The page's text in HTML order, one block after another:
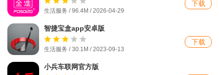
生活服务 / 96.4M / 2026-04-29
下载
智捷宝盒app安卓版
生活服务 / 30.1M / 2023-09-13
下载
小兵车联网官方版